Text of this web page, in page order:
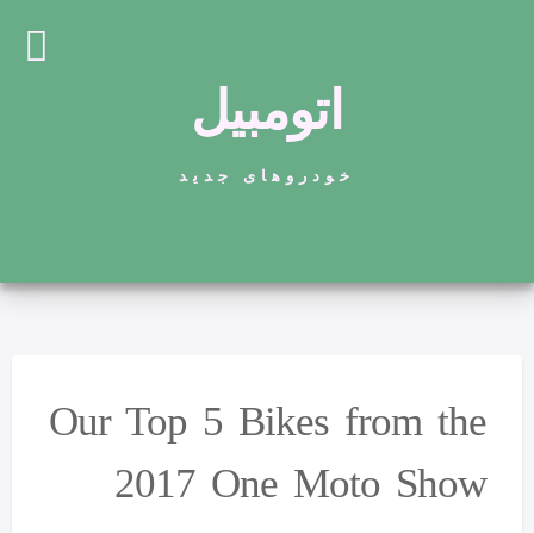
اتومبیل
خودروهای جدید
Our Top 5 Bikes from the
2017 One Moto Show